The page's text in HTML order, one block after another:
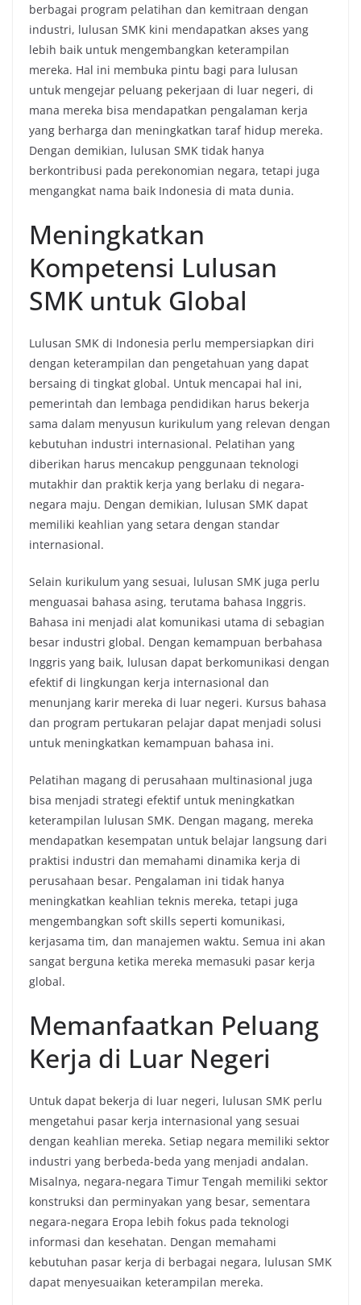
berbagai program pelatihan dan kemitraan dengan
industri, lulusan SMK kini mendapatkan akses yang
lebih baik untuk mengembangkan keterampilan
mereka. Hal ini membuka pintu bagi para lulusan
untuk mengejar peluang pekerjaan di luar negeri, di
mana mereka bisa mendapatkan pengalaman kerja
yang berharga dan meningkatkan taraf hidup mereka.
Dengan demikian, lulusan SMK tidak hanya
berkontribusi pada perekonomian negara, tetapi juga
mengangkat nama baik Indonesia di mata dunia.
Meningkatkan
Kompetensi Lulusan
SMK untuk Global
Lulusan SMK di Indonesia perlu mempersiapkan diri
dengan keterampilan dan pengetahuan yang dapat
bersaing di tingkat global. Untuk mencapai hal ini,
pemerintah dan lembaga pendidikan harus bekerja
sama dalam menyusun kurikulum yang relevan dengan
kebutuhan industri internasional. Pelatihan yang
diberikan harus mencakup penggunaan teknologi
mutakhir dan praktik kerja yang berlaku di negara-
negara maju. Dengan demikian, lulusan SMK dapat
memiliki keahlian yang setara dengan standar
internasional.
Selain kurikulum yang sesuai, lulusan SMK juga perlu
menguasai bahasa asing, terutama bahasa Inggris.
Bahasa ini menjadi alat komunikasi utama di sebagian
besar industri global. Dengan kemampuan berbahasa
Inggris yang baik, lulusan dapat berkomunikasi dengan
efektif di lingkungan kerja internasional dan
menunjang karir mereka di luar negeri. Kursus bahasa
dan program pertukaran pelajar dapat menjadi solusi
untuk meningkatkan kemampuan bahasa ini.
Pelatihan magang di perusahaan multinasional juga
bisa menjadi strategi efektif untuk meningkatkan
keterampilan lulusan SMK. Dengan magang, mereka
mendapatkan kesempatan untuk belajar langsung dari
praktisi industri dan memahami dinamika kerja di
perusahaan besar. Pengalaman ini tidak hanya
meningkatkan keahlian teknis mereka, tetapi juga
mengembangkan soft skills seperti komunikasi,
kerjasama tim, dan manajemen waktu. Semua ini akan
sangat berguna ketika mereka memasuki pasar kerja
global.
Memanfaatkan Peluang
Kerja di Luar Negeri
Untuk dapat bekerja di luar negeri, lulusan SMK perlu
mengetahui pasar kerja internasional yang sesuai
dengan keahlian mereka. Setiap negara memiliki sektor
industri yang berbeda-beda yang menjadi andalan.
Misalnya, negara-negara Timur Tengah memiliki sektor
konstruksi dan perminyakan yang besar, sementara
negara-negara Eropa lebih fokus pada teknologi
informasi dan kesehatan. Dengan memahami
kebutuhan pasar kerja di berbagai negara, lulusan SMK
dapat menyesuaikan keterampilan mereka.